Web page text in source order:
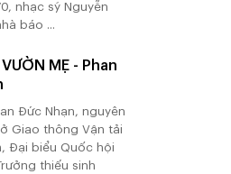
nhạc sỹ Nguyễn
báo ...
MẸ - Phan
Đức Nhạn, nguyên
Giao thông Vận tải
Đại biểu Quốc hội
thiếu sinh